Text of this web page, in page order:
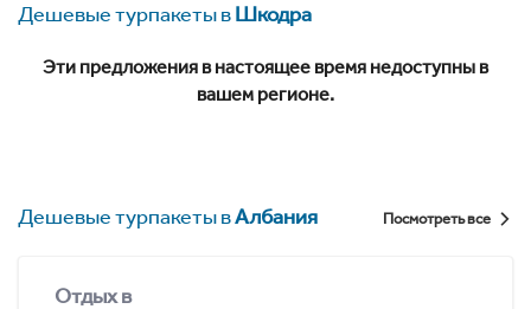
Дешевые турпакеты вШкодра
Эти предложения в настоящее время недоступны в
вашем регионе.
Дешевые турпакеты вАлбания Посмотреть все
Отдых в